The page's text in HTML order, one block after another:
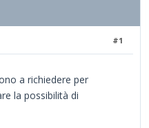
#1
a richiedere per
la possibilità di